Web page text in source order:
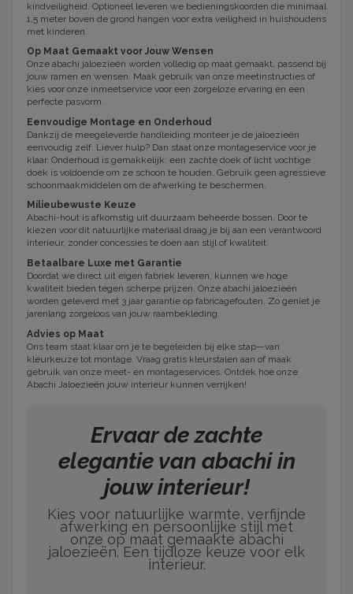
kindveiligheid. Optioneel leveren we bedieningskoorden die minimaal
1,5 meter boven de grond hangen voor extra veiligheid in huishoudens
met kinderen.
Op Maat Gemaakt voor Jouw Wensen
Onze abachi jaloezieën worden volledig op maat gemaakt, passend bij
jouw ramen en wensen. Maak gebruik van onze meetinstructies of
kies voor onze inmeetservice voor een zorgeloze ervaring en een
perfecte pasvorm.
Eenvoudige Montage en Onderhoud
Dankzij de meegeleverde handleiding monteer je de jaloezieën
eenvoudig zelf. Liever hulp? Dan staat onze montageservice voor je
klaar. Onderhoud is gemakkelijk: een zachte doek of licht vochtige
doek is voldoende om ze schoon te houden. Gebruik geen agressieve
schoonmaakmiddelen om de afwerking te beschermen.
Milieubewuste Keuze
Abachi-hout is afkomstig uit duurzaam beheerde bossen. Door te
kiezen voor dit natuurlijke materiaal draag je bij aan een verantwoord
interieur, zonder concessies te doen aan stijl of kwaliteit.
Betaalbare Luxe met Garantie
Doordat we direct uit eigen fabriek leveren, kunnen we hoge
kwaliteit bieden tegen scherpe prijzen. Onze abachi jaloezieën
worden geleverd met 3 jaar garantie op fabricagefouten. Zo geniet je
jarenlang zorgeloos van jouw raambekleding.
Advies op Maat
Ons team staat klaar om je te begeleiden bij elke stap—van
kleurkeuze tot montage. Vraag gratis kleurstalen aan of maak
gebruik van onze meet- en montageservices. Ontdek hoe onze
Abachi Jaloezieën jouw interieur kunnen verrijken!
Ervaar de zachte
elegantie van abachi in
jouw interieur!
Kies voor natuurlijke warmte, verfijnde
afwerking en persoonlijke stijl met
onze op maat gemaakte abachi
jaloezieën. Een tijdloze keuze voor elk
interieur.